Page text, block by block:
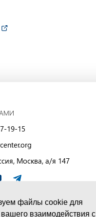
файлы cookie для
взаимодействия с
19-15
Москва, а/я 147
| Все права защищены